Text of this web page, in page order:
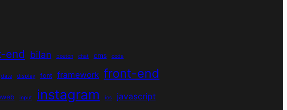
end bilan bouton chat cms coda
date display font framework front-end
input instagram ios javascript